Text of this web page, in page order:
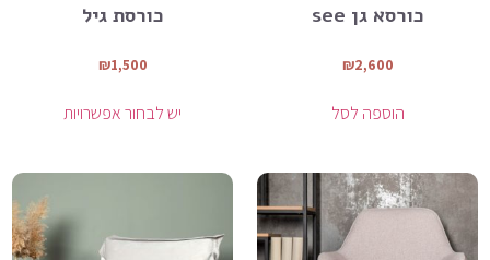
כורסא גן see
₪2,600
הוספה לסל
כורסת גיל
₪1,500
יש לבחור אפשרויות